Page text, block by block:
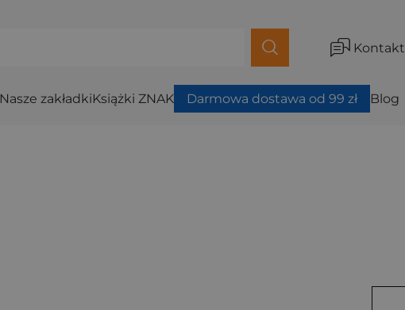
Kontakt
Nasze zakładkiKsiążki ZNAK Darmowa dostawa od 99 zł Blog